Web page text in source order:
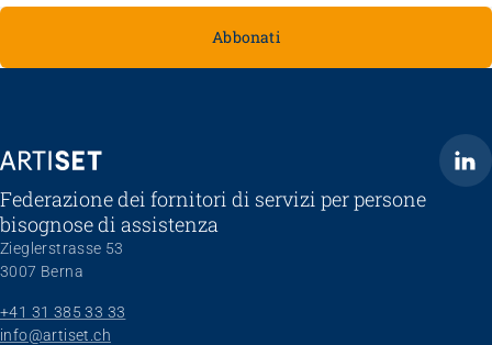
Abbonati
ARTISET
Federazione dei fornitori di servizi per persone
bisognose di assistenza
Zieglerstrasse 53
3007 Berna
+41 31 385 33 33
info@artiset.ch